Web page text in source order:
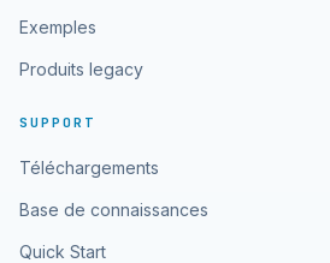
Exemples
Produits legacy
SUPPORT
Téléchargements
Base de connaissances
Quick Start